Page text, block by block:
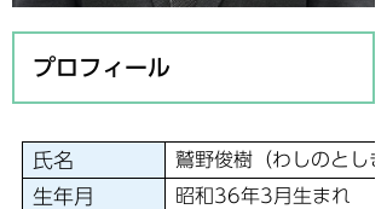
プロフィール
氏名 鷲野俊樹（わしのとしき
生年月 昭和36年3月生まれ